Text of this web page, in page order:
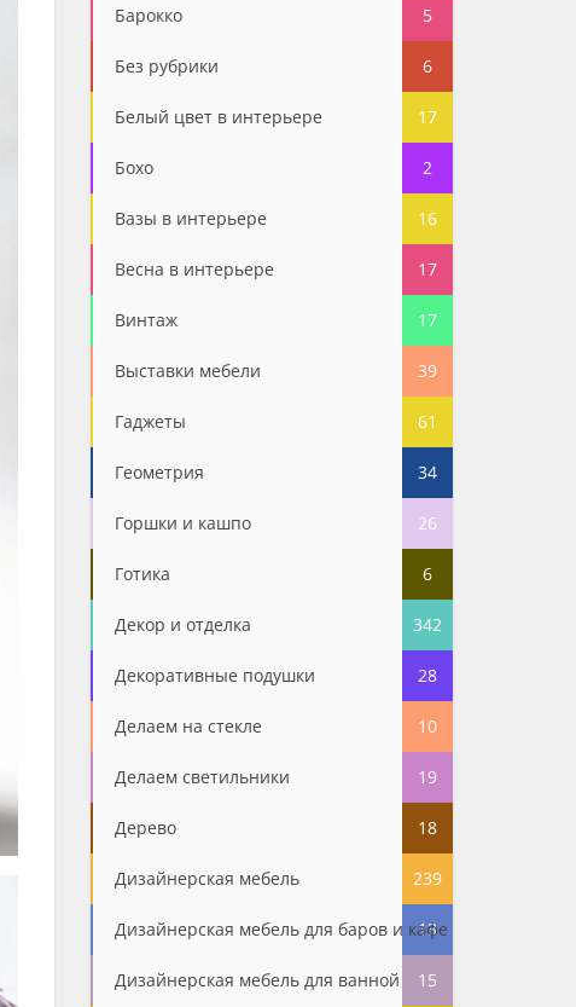
Барокко 5
Без рубрики 6
Белый цвет в интерьере 17
Бохо 2
Вазы в интерьере 16
Весна в интерьере 17
Винтаж 17
Выставки мебели 39
Гаджеты 61
Геометрия 34
Горшки и кашпо 26
Готика 6
Декор и отделка 342
Декоративные подушки 28
Делаем на стекле 10
Делаем светильники 19
Дерево 18
Дизайнерская мебель 239
Дизайнерская мебель для баров и кафе
13
Дизайнерская мебель для ванной 15